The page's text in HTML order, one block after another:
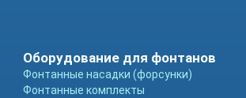
Оборудование для фонтанов
Фонтанные насадки (форсунки)
Фонтанные комплекты